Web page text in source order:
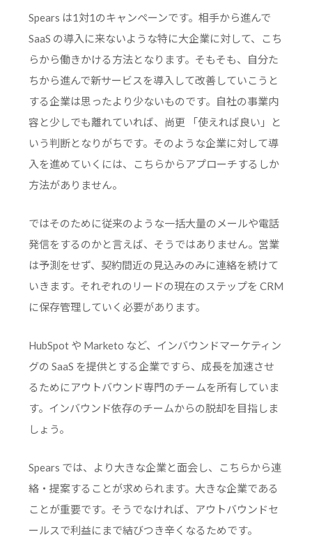
Spears は1対1のキャンペーンです。相手から進んで
SaaS の導入に来ないような特に大企業に対して、こち
らから働きかける方法となります。そもそも、自分た
ちから進んで新サービスを導入して改善していこうと
する企業は思ったより少ないものです。自社の事業内
容と少しでも離れていれば、尚更 「使えれば良い」と
いう判断となりがちです。そのような企業に対して導
入を進めていくには、こちらからアプローチするしか
方法がありません。
ではそのために従来のような一括大量のメールや電話
発信をするのかと言えば、そうではありません。営業
は予測をせず、契約間近の見込みのみに連絡を続けて
いきます。それぞれのリードの現在のステップを CRM
に保存管理していく必要があります。
HubSpot や Marketo など、インバウンドマーケティン
グの SaaS を提供とする企業ですら、成長を加速させ
るためにアウトバウンド専門のチームを所有していま
す。インバウンド依存のチームからの脱却を目指しま
しょう。
Spears では、より大きな企業と面会し、こちらから連
絡・提案することが求められます。大きな企業である
ことが重要です。そうでなければ、アウトバウンドセ
ールスで利益にまで結びつき辛くなるためです。